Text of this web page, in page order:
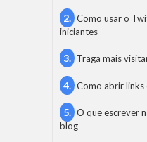
Como usar o
iniciantes
Traga mais
Como abrir links
O que escrever
blog